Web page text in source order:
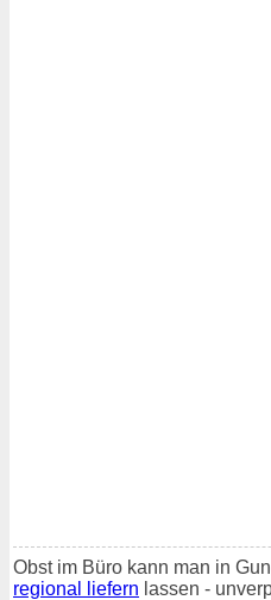
Obst im Büro kann man in
regional liefern lassen -